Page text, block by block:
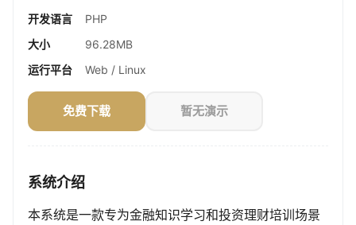
开发语言
PHP
大小
96.28MB
运行平台
Web / Linux
免费下载 暂无演示
系统介绍
本系统是一款专为金融知识学习和投资理财培训场景